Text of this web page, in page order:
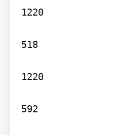
1220
518
1220
592